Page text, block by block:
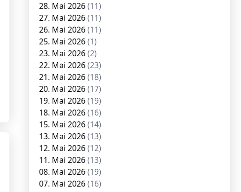
28. Mai 2026(11)
27. Mai 2026(11)
26. Mai 2026(11)
25. Mai 2026(1)
23. Mai 2026(2)
22. Mai 2026(23)
21. Mai 2026(18)
20. Mai 2026(17)
19. Mai 2026(19)
18. Mai 2026(16)
15. Mai 2026(14)
13. Mai 2026(13)
12. Mai 2026(12)
11. Mai 2026(13)
08. Mai 2026(19)
07. Mai 2026(16)